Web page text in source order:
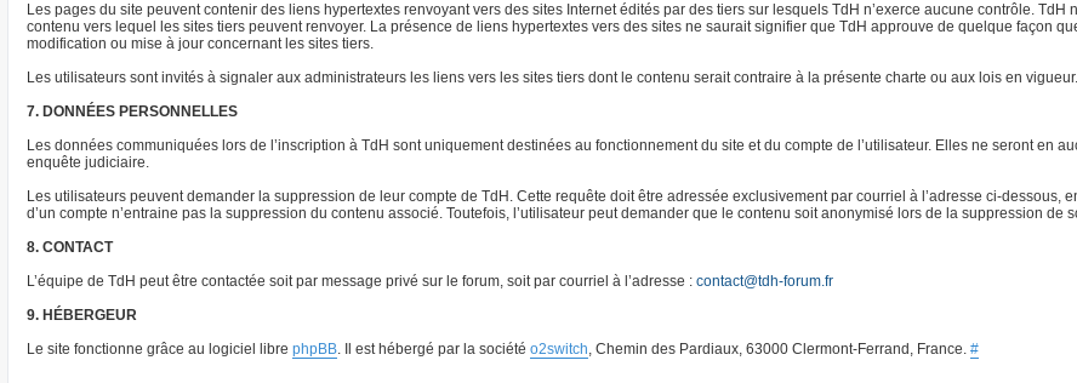
Les pages du site peuvent contenir des liens hypertextes renvoyant vers des sites Internet édités par des tiers sur lesquels TdH n’exerce aucune contrôle.
contenu vers lequel les sites tiers peuvent renvoyer. La présence de liens hypertextes vers des sites ne saurait signifier que TdH approuve de quelque façon
modification ou mise à jour concernant les sites tiers.
Les utilisateurs sont invités à signaler aux administrateurs les liens vers les sites tiers dont le contenu serait contraire à la présente charte ou aux lois en vigueur.
7. DONNÉES PERSONNELLES
Les données communiquées lors de l’inscription à TdH sont uniquement destinées au fonctionnement du site et du compte de l’utilisateur. Elles ne seront en
enquête judiciaire.
Les utilisateurs peuvent demander la suppression de leur compte de TdH. Cette requête doit être adressée exclusivement par courriel à l’adresse ci-dessous,
d’un compte n’entraine pas la suppression du contenu associé. Toutefois, l’utilisateur peut demander que le contenu soit anonymisé lors de la suppression de
8. CONTACT
L’équipe de TdH peut être contactée soit par message privé sur le forum, soit par courriel à l’adresse : contact@tdh-forum.fr
9. HÉBERGEUR
Le site fonctionne grâce au logiciel libre phpBB. Il est hébergé par la société o2switch, Chemin des Pardiaux, 63000 Clermont-Ferrand, France. #